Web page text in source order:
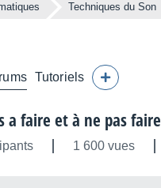
Techniques du Son
Tutoriels
a faire et à ne pas faire
1 600 vues